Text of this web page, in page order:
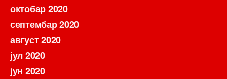
октобар 2020
септембар 2020
август 2020
јул 2020
јун 2020